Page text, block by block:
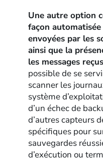
Une autre option
façon
envoyées par les
ainsi que la
les messages
possible de se
scanner les
système
d’un échec de
d’autres capteurs
spécifiques pour
sauvegardes
d’exécution ou